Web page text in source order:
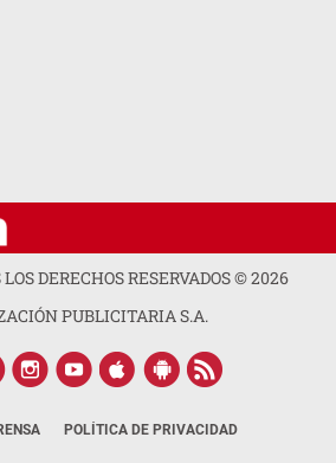
DERECHOS RESERVADOS ©2026
PUBLICITARIA S.A.
POLÍTICA DE PRIVACIDAD